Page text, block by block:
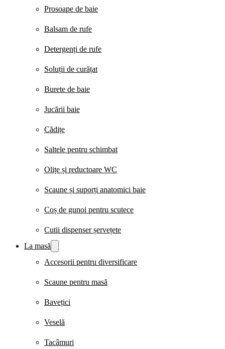
Prosoape de baie
Balsam de rufe
Detergenți de rufe
Soluții de curățat
Burete de baie
Jucării baie
Cădițe
Saltele pentru schimbat
Olițe și reductoare WC
Scaune și suporți anatomici baie
Coș de gunoi pentru scutece
Cutii dispenser șervețete
La masă
Accesorii pentru diversificare
Scaune pentru masă
Bavețici
Veselă
Tacâmuri